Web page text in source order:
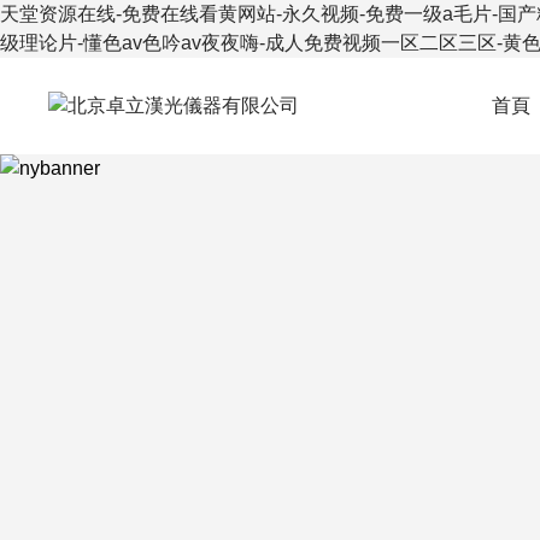
天堂资源在线-免费在线看黄网站-永久视频-免费一级a毛片-国
级理论片-懂色av色吟av夜夜嗨-成人免费视频一区二区三区-黄
首頁